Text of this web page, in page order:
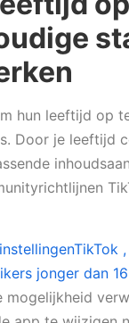
hun leeftijd op
Door je leeftijd
jonger dan
mogelijkheid